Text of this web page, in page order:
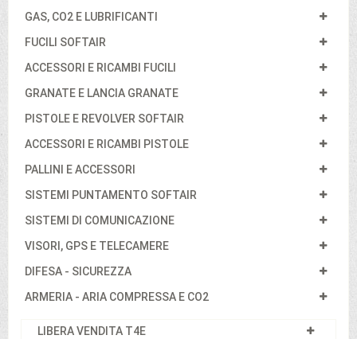
GAS, CO2 E LUBRIFICANTI
FUCILI SOFTAIR
ACCESSORI E RICAMBI FUCILI
GRANATE E LANCIA GRANATE
PISTOLE E REVOLVER SOFTAIR
ACCESSORI E RICAMBI PISTOLE
PALLINI E ACCESSORI
SISTEMI PUNTAMENTO SOFTAIR
SISTEMI DI COMUNICAZIONE
VISORI, GPS E TELECAMERE
DIFESA - SICUREZZA
ARMERIA - ARIA COMPRESSA E CO2
LIBERA VENDITA T4E